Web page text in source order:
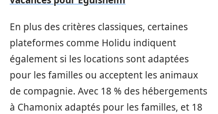
En plus des critères classiques, certaines
plateformes comme Holidu indiquent
également si les locations sont adaptées
pour les familles ou acceptent les animaux
de compagnie. Avec 18 % des hébergements
à Chamonix adaptés pour les familles, et 18